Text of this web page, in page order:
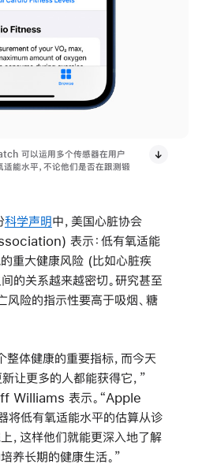
可以运用多个传感器在用户
能水平，不论他们是否在跟测锻
科学声明中，美国心脏协会
表示：低有氧适能
重大健康风险 (比如心脏疾
的关系越来越密切。研究甚至
风险的指示性要高于吸烟、糖
整体健康的重要指标，而今天
让更多的人都能获得它，”
Williams 表示。“Apple
低有氧适能水平的估算从诊
，这样他们就能更深入地了解
养长期的健康生活。”